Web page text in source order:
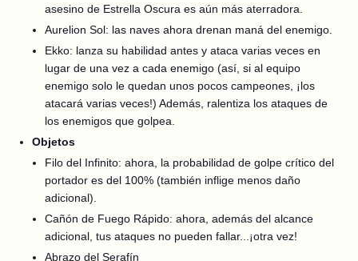
asesino de Estrella Oscura es aún más aterradora.
Aurelion Sol: las naves ahora drenan maná del enemigo.
Ekko: lanza su habilidad antes y ataca varias veces en
lugar de una vez a cada enemigo (así, si al equipo
enemigo solo le quedan unos pocos campeones, ¡los
atacará varias veces!) Además, ralentiza los ataques de
los enemigos que golpea.
Objetos
Filo del Infinito: ahora, la probabilidad de golpe crítico del
portador es del 100% (también inflige menos daño
adicional).
Cañón de Fuego Rápido: ahora, además del alcance
adicional, tus ataques no pueden fallar...¡otra vez!
Abrazo del Serafín